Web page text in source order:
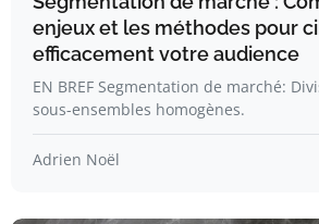
enjeux et les méthodes pour
efficacement votre audience
EN BREF Segmentation de marché:
sous-ensembles homogènes.
Adrien Noël